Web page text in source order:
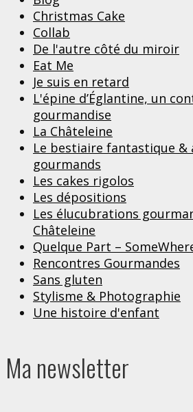
Christmas Cake
Collab
De l'autre côté du miroir
Eat Me
Je suis en retard
L'épine d’Églantine, un
gourmandise
La Châteleine
Le bestiaire fantastique &
gourmands
Les cakes rigolos
Les dépositions
Les élucubrations
Châteleine
Quelque Part –
Rencontres Gourmandes
Sans gluten
Stylisme & Photographie
Une histoire d'enfant
Ma newsletter